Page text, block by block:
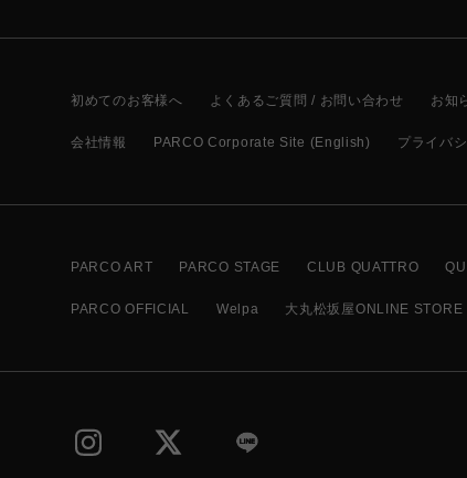
初めてのお客様へ よくあるご質問 / お問い合わせ お知
会社情報 PARCO Corporate Site (English) プライバ
PARCO ART PARCO STAGE CLUB QUATTRO
PARCO OFFICIAL Welpa 大丸松坂屋ONLINE STORE